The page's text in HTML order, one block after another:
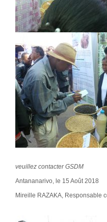
Pour plus
veuillez contacter GSDM
Antananarivo, le 15 Août 2018
Mireille RAZAKA, Responsable